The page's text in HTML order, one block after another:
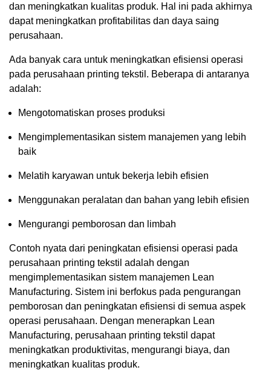
dan meningkatkan kualitas produk. Hal ini pada akhirnya
dapat meningkatkan profitabilitas dan daya saing
perusahaan.
Ada banyak cara untuk meningkatkan efisiensi operasi
pada perusahaan printing tekstil. Beberapa di antaranya
adalah:
Mengotomatiskan proses produksi
Mengimplementasikan sistem manajemen yang lebih
baik
Melatih karyawan untuk bekerja lebih efisien
Menggunakan peralatan dan bahan yang lebih efisien
Mengurangi pemborosan dan limbah
Contoh nyata dari peningkatan efisiensi operasi pada
perusahaan printing tekstil adalah dengan
mengimplementasikan sistem manajemen Lean
Manufacturing. Sistem ini berfokus pada pengurangan
pemborosan dan peningkatan efisiensi di semua aspek
operasi perusahaan. Dengan menerapkan Lean
Manufacturing, perusahaan printing tekstil dapat
meningkatkan produktivitas, mengurangi biaya, dan
meningkatkan kualitas produk.